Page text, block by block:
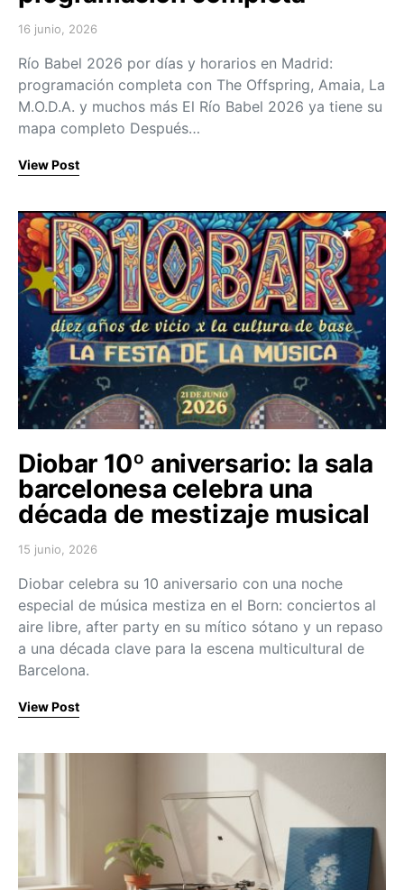
Posted on
16 junio, 2026
Río Babel 2026 por días y horarios en Madrid:
programación completa con The Offspring, Amaia, La
M.O.D.A. y muchos más El Río Babel 2026 ya tiene su
mapa completo Después…
View Post
Diobar 10º aniversario: la sala
barcelonesa celebra una
década de mestizaje musical
Posted on
15 junio, 2026
Diobar celebra su 10 aniversario con una noche
especial de música mestiza en el Born: conciertos al
aire libre, after party en su mítico sótano y un repaso
a una década clave para la escena multicultural de
Barcelona.
View Post